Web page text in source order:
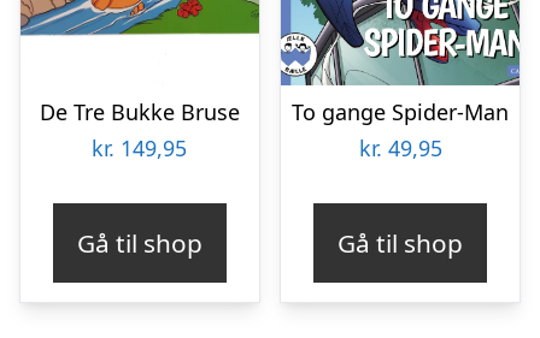
De Tre Bukke Bruse
kr. 149,95
Gå til shop
To gange Spider-Man
kr. 49,95
Gå til shop